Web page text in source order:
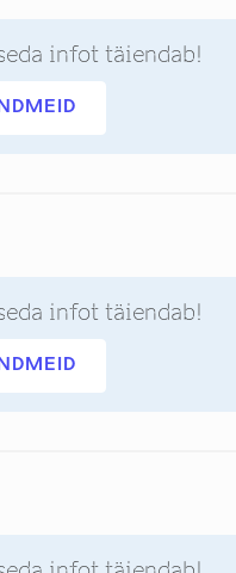
infot täiendab!
infot täiendab!